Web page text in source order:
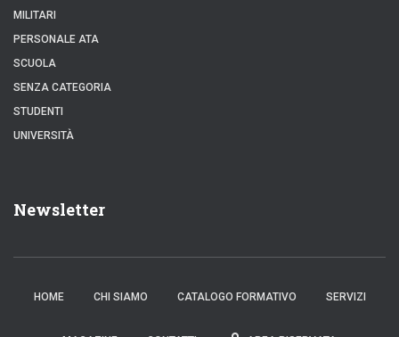
MILITARI
PERSONALE ATA
SCUOLA
SENZA CATEGORIA
STUDENTI
UNIVERSITÀ
Newsletter
HOME CHI SIAMO CATALOGO FORMATIVO SERVIZI